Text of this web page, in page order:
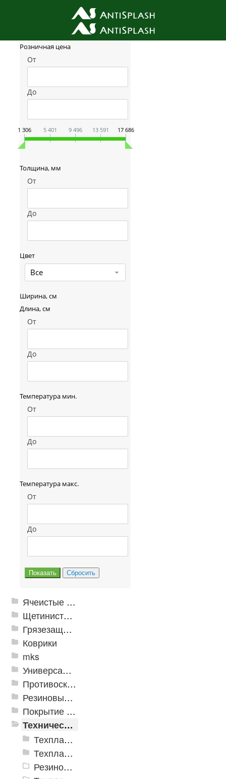
Фильтр товаров
Розничная цена
От
До
1 306 5 401 9 496 13 591 17 686
Толщина, мм
От
До
Цвет
Все
Ширина, см
Длина, см
От
До
Температура мин.
От
До
Температура макс.
От
До
Ячеистые грязезащитные покрытия
Щетинистые покрытия
Грязезащитные, влаговпитывающие покрытия
Коврики
mks
Универсальные модульные покрытия
Противоскользящая защита для лестниц, профили, ленты
Резиновые и ПВХ дорожки
Покрытие из резиновой крошки
Техническая резина
Техпластины ТМКЩ резиновые рулонные ГОСТ 7338-90
Техпластины МБС резиновые рулонные ГОСТ 7338-90
Резиновые пластины SBR (ТМКЩ)